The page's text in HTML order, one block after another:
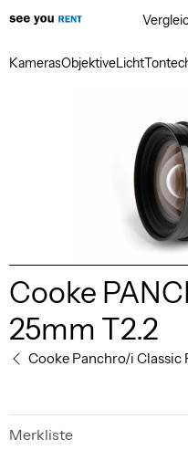
KamerasObjektiveLicht
Cooke
25mm T2.2
Cooke Panchro/i Classic
Merkliste